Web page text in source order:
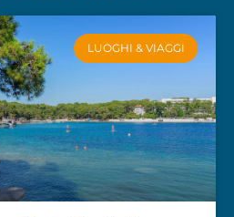
LUOGHI & VIAGGI